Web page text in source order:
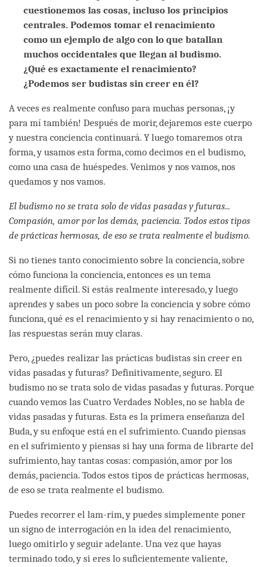
cuestionemos las cosas, incluso los principios
centrales. Podemos tomar el renacimiento
como un ejemplo de algo con lo que batallan
muchos occidentales que llegan al budismo.
¿Qué es exactamente el renacimiento?
¿Podemos ser budistas sin creer en él?
A veces es realmente confuso para muchas personas, ¡y
para mí también! Después de morir, dejaremos este cuerpo
y nuestra conciencia continuará. Y luego tomaremos otra
forma, y usamos esta forma, como decimos en el budismo,
como una casa de huéspedes. Venimos y nos vamos, nos
quedamos y nos vamos.
El budismo no se trata solo de vidas pasadas y futuras...
Compasión, amor por los demás, paciencia. Todos estos tipos
de prácticas hermosas, de eso se trata realmente el budismo.
Si no tienes tanto conocimiento sobre la conciencia, sobre
cómo funciona la conciencia, entonces es un tema
realmente difícil. Si estás realmente interesado, y luego
aprendes y sabes un poco sobre la conciencia y sobre cómo
funciona, qué es el renacimiento y si hay renacimiento o no,
las respuestas serán muy claras.
Pero, ¿puedes realizar las prácticas budistas sin creer en
vidas pasadas y futuras? Definitivamente, seguro. El
budismo no se trata solo de vidas pasadas y futuras. Porque
cuando vemos las Cuatro Verdades Nobles, no se habla de
vidas pasadas y futuras. Esta es la primera enseñanza del
Buda, y su enfoque está en el sufrimiento. Cuando piensas
en el sufrimiento y piensas si hay una forma de librarte del
sufrimiento, hay tantas cosas: compasión, amor por los
demás, paciencia. Todos estos tipos de prácticas hermosas,
de eso se trata realmente el budismo.
Puedes recorrer el lam-rim, y puedes simplemente poner
un signo de interrogación en la idea del renacimiento,
luego omitirlo y seguir adelante. Una vez que hayas
terminado todo, y si eres lo suficientemente valiente,